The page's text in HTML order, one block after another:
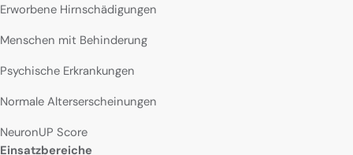
Erworbene Hirnschädigungen
Menschen mit Behinderung
Psychische Erkrankungen
Normale Alterserscheinungen
NeuronUP Score
Einsatzbereiche